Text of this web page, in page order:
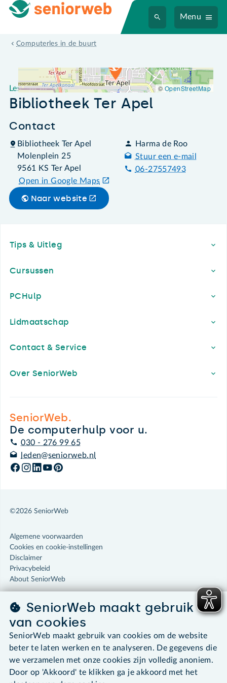
Menu
Computerles in de buurt
Leslocatie Bibliotheek Ter Apel
Leslocatie
Bibliotheek Ter Apel
Contact
Bibliotheek Ter Apel
Molenplein 25
9561 KS Ter Apel
Open in Google Maps
Harma de Roo
Stuur een e-mail
06-27557493
Naar website
©OpenStreetMap
Tips & Uitleg
Cursussen
PCHulp
Lidmaatschap
Contact & Service
Over SeniorWeb
SeniorWeb.
De computerhulp voor u.
030 - 276 99 65
leden@seniorweb.nl
©2026 SeniorWeb
Algemene voorwaarden
Cookies en cookie-instellingen
Disclaimer
Privacybeleid
About SeniorWeb
SeniorWeb maakt gebruik
van cookies
SeniorWeb maakt gebruik van cookies om de website
beter te laten werken en te analyseren. De gegevens die
we verzamelen met onze cookies zijn volledig anoniem.
Door op 'Akkoord' te klikken ga je akkoord met het